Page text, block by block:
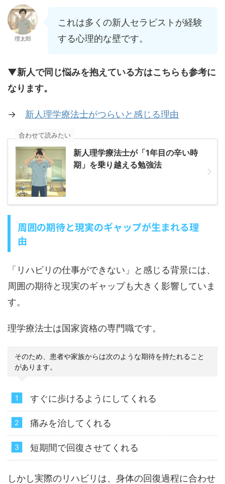
理太郎
これは多くの新人セラピストが経験
する心理的な壁です。
▼新人で同じ悩みを抱えている方はこちらも参考に
なります。
→ 新人理学療法士がつらいと感じる理由
新人理学療法士が「1年目の辛い時
期」を乗り越える勉強法
合わせて読みたい
周囲の期待と現実のギャップが生まれる理
由
「リハビリの仕事ができない」と感じる背景には、
周囲の期待と現実のギャップも大きく影響していま
す。
理学療法士は国家資格の専門職です。
そのため、患者や家族からは次のような期待を持たれること
があります。
すぐに歩けるようにしてくれる
痛みを治してくれる
短期間で回復させてくれる
しかし実際のリハビリは、身体の回復過程に合わせ